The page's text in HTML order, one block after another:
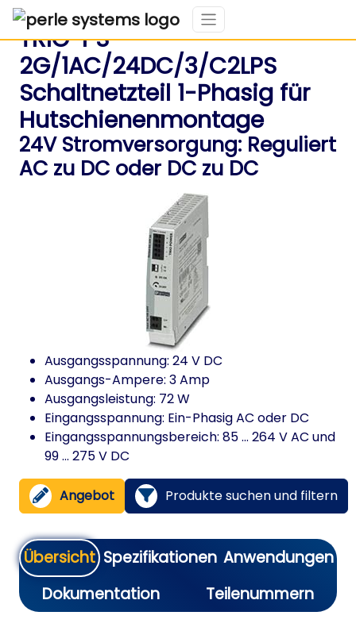
TRIO-PS-
2G/1AC/24DC/3/C2LPS
Schaltnetzteil 1-Phasig für
Hutschienenmontage
24V Stromversorgung: Reguliert
AC zu DC oder DC zu DC
Ausgangsspannung: 24 V DC
Ausgangs-Ampere: 3 Amp
Ausgangsleistung: 72 W
Eingangsspannung: Ein-Phasig AC oder DC
Eingangsspannungsbereich: 85 ... 264 V AC und
99 ... 275 V DC
Angebot Produkte suchen und filtern
Übersicht Spezifikationen Anwendungen
Dokumentation
Teilenummern